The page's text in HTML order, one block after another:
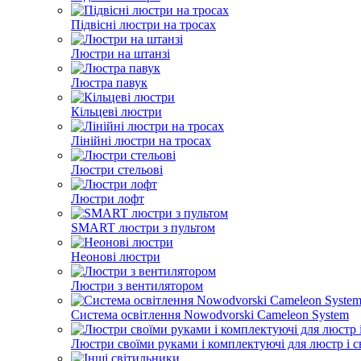
Підвісні люстри на тросах
Люстри на штанзі
Люстра павук
Кільцеві люстри
Лінійні люстри на тросах
Люстри стельові
Люстри лофт
SMART люстри з пультом
Неонові люстри
Люстри з вентилятором
Система освітлення Nowodvorski Cameleon System
Люстри своїми руками і комплектуючі для люстр і